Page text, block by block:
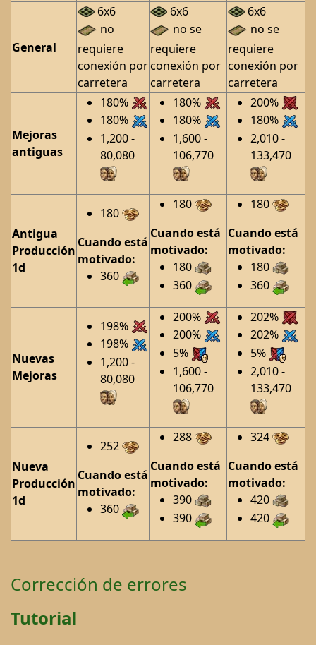
General
6x6
no
requiere
conexión por
carretera
6x6
no se
requiere
conexión por
carretera
6x6
no se
requiere
conexión por
carretera
Mejoras
antiguas
180%
180%
1,200 -
80,080
180%
180%
1,600 -
106,770
200%
180%
2,010 -
133,470
Antigua
Producción
1d
180
Cuando está
motivado:
360
180
Cuando está
motivado:
180
360
180
Cuando está
motivado:
180
360
Nuevas
Mejoras
198%
198%
1,200 -
80,080
200%
200%
5%
1,600 -
106,770
202%
202%
5%
2,010 -
133,470
Nueva
Producción
1d
252
Cuando está
motivado:
360
288
Cuando está
motivado:
390
390
324
Cuando está
motivado:
420
420
Corrección de errores
Tutorial